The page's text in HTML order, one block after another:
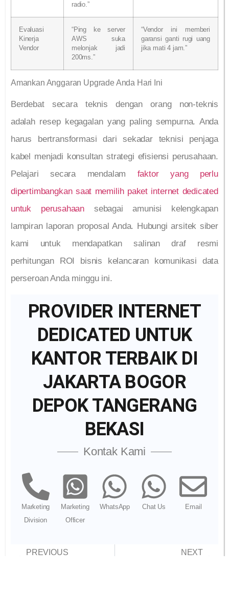
radio.”
Evaluasi
Kinerja
Vendor
“Ping ke server
AWS suka
melonjak jadi
200ms.”
“Vendor ini memberi
garansi ganti rugi uang
jika mati 4 jam.”
Amankan Anggaran Upgrade Anda Hari Ini
Berdebat secara teknis dengan orang non-teknis
adalah resep kegagalan yang paling sempurna. Anda
harus bertransformasi dari sekadar teknisi penjaga
kabel menjadi konsultan strategi efisiensi perusahaan.
Pelajari secara mendalam faktor yang perlu
dipertimbangkan saat memilih paket internet dedicated
untuk perusahaan sebagai amunisi kelengkapan
lampiran laporan proposal Anda. Hubungi arsitek siber
kami untuk mendapatkan salinan draf resmi
perhitungan ROI bisnis kelancaran komunikasi data
perseroan Anda minggu ini.
PROVIDER INTERNET
DEDICATED UNTUK
KANTOR TERBAIK DI
JAKARTA BOGOR
DEPOK TANGERANG
BEKASI
Kontak Kami
Marketing
Division
Marketing
Officer
WhatsApp Chat Us Email
PREVIOUS
NEXT